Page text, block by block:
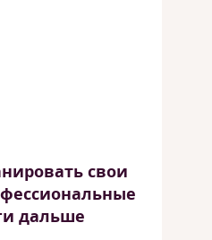
свои
дальше